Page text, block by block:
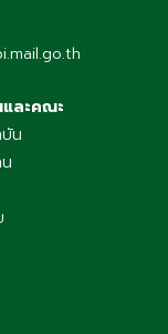
ละคณะ
บัน